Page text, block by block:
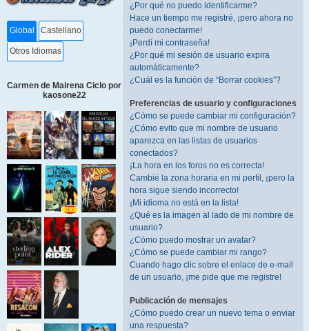
Global Castellano
Otros Idiomas
Carmen de Mairena Ciclo por
kaosone22
¿Por qué no puedo identificarme?
Hace un tiempo me registré, ¡pero ahora no
puedo conectarme!
¡Perdí mi contraseña!
¿Por qué mi sesión de usuario expira
automáticamente?
¿Cuál es la función de “Borrar cookies”?
Preferencias de usuario y configuraciones
¿Cómo se puede cambiar mi configuración?
¿Cómo evito que mi nombre de usuario
aparezca en las listas de usuarios
conectados?
¡La hora en los foros no es correcta!
Cambié la zona horaria en mi perfil, ¡pero la
hora sigue siendo incorrecto!
¡Mi idioma no está en la lista!
¿Qué es la imagen al lado de mi nombre de
usuario?
¿Cómo puedo mostrar un avatar?
¿Cómo se puede cambiar mi rango?
Cuando hago clic sobre el enlace de e-mail
de un usuario, ¡me pide que me registre!
Publicación de mensajes
¿Cómo puedo crear un nuevo tema o enviar
una respuesta?